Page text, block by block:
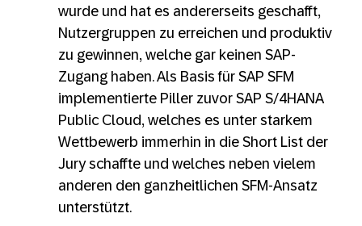
wurde und hat es andererseits geschafft,
Nutzergruppen zu erreichen und produktiv
zu gewinnen, welche gar keinen SAP-
Zugang haben. Als Basis für SAP SFM
implementierte Piller zuvor SAP S/4HANA
Public Cloud, welches es unter starkem
Wettbewerb immerhin in die Short List der
Jury schaffte und welches neben vielem
anderen den ganzheitlichen SFM-Ansatz
unterstützt.